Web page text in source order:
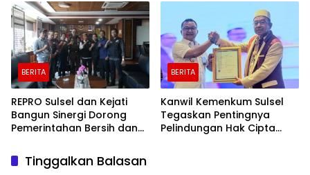
BERITA
REPRO Sulsel dan Kejati
Bangun Sinergi Dorong
Pemerintahan Bersih dan
BERITA
Kanwil Kemenkum Sulsel
Tegaskan Pentingnya
Pelindungan Hak Cipta
Tinggalkan Balasan